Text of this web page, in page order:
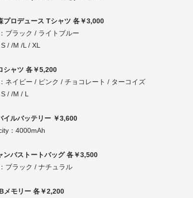
プロデュース Tシャツ 各￥3,000
ブラック / ライトブルー
/ /M /L / XL
シャツ 各￥5,200
ネイビー / ピンク / チョコレート / ターコイズ
/ /M / L
イルバッテリー ￥3,600
：4000mAh
ンバストートバッグ 各￥3,500
ブラック / ナチュラル
メモリー 各￥2,200